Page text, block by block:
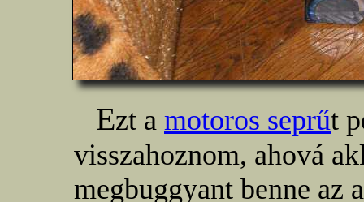
Ezt a motoros seprűt
visszahoznom, ahová
megbuggyant benne az